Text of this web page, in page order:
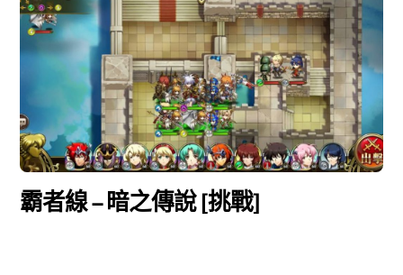
霸者線 – 暗之傳說 [挑戰]